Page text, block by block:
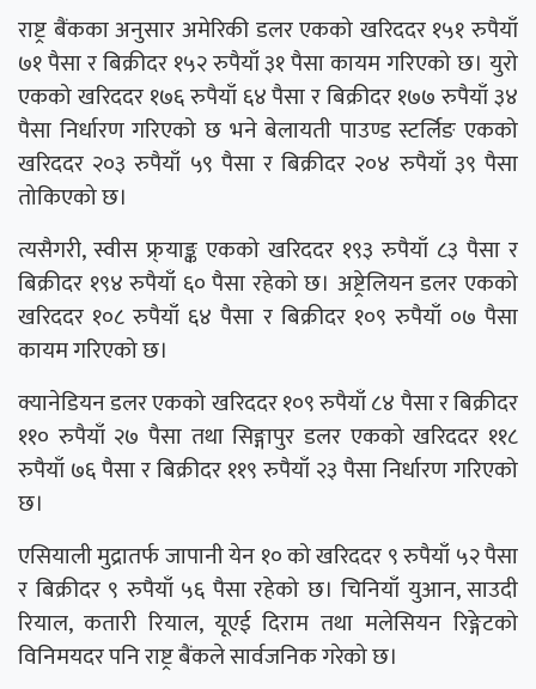
राष्ट्र बैंकका अनुसार अमेरिकी डलर एकको खरिददर १५१ रुपैयाँ
७१ पैसा र बिक्रीदर १५२ रुपैयाँ ३१ पैसा कायम गरिएको छ। युरो
एकको खरिददर १७६ रुपैयाँ ६४ पैसा र बिक्रीदर १७७ रुपैयाँ ३४
पैसा निर्धारण गरिएको छ भने बेलायती पाउण्ड स्टर्लिङ एकको
खरिददर २०३ रुपैयाँ ५९ पैसा र बिक्रीदर २०४ रुपैयाँ ३९ पैसा
तोकिएको छ।
त्यसैगरी, स्वीस फ्र्याङ्क एकको खरिददर १९३ रुपैयाँ ८३ पैसा र
बिक्रीदर १९४ रुपैयाँ ६० पैसा रहेको छ। अष्ट्रेलियन डलर एकको
खरिददर १०८ रुपैयाँ ६४ पैसा र बिक्रीदर १०९ रुपैयाँ ०७ पैसा
कायम गरिएको छ।
क्यानेडियन डलर एकको खरिददर १०९ रुपैयाँ ८४ पैसा र बिक्रीदर
११० रुपैयाँ २७ पैसा तथा सिङ्गापुर डलर एकको खरिददर ११८
रुपैयाँ ७६ पैसा र बिक्रीदर ११९ रुपैयाँ २३ पैसा निर्धारण गरिएको
छ।
एसियाली मुद्रातर्फ जापानी येन १० को खरिददर ९ रुपैयाँ ५२ पैसा
र बिक्रीदर ९ रुपैयाँ ५६ पैसा रहेको छ। चिनियाँ युआन, साउदी
रियाल, कतारी रियाल, यूएई दिराम तथा मलेसियन रिङ्गेटको
विनिमयदर पनि राष्ट्र बैंकले सार्वजनिक गरेको छ।